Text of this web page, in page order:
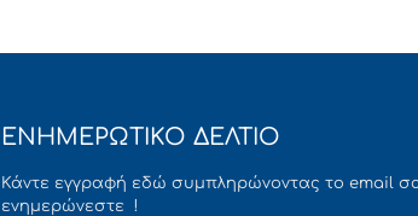
ΕΝΗΜΕΡΩΤΙΚΟ ΔΕΛΤΙΟ
Κάντε εγγραφή εδώ συμπληρώνοντας το email
ενημερώνεστε !